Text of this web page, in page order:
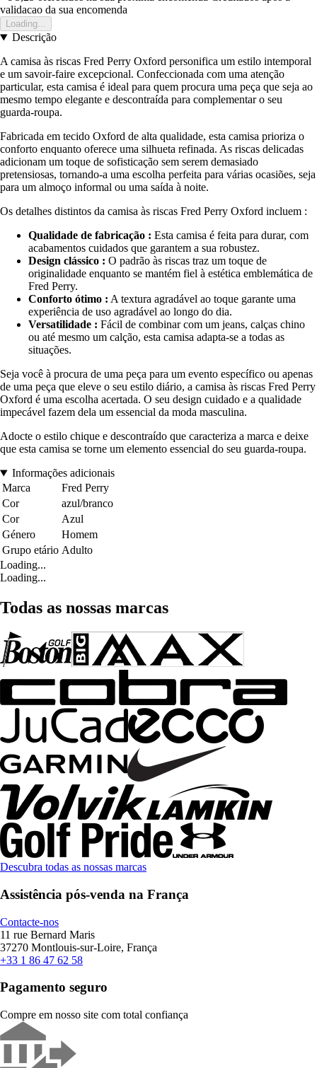
validacao da sua encomenda
Loading...
Descrição
A camisa às riscas Fred Perry Oxford personifica um estilo intemporal
e um savoir-faire excepcional. Confeccionada com uma atenção
particular, esta camisa é ideal para quem procura uma peça que seja ao
mesmo tempo elegante e descontraída para complementar o seu
guarda-roupa.
Fabricada em tecido Oxford de alta qualidade, esta camisa prioriza o
conforto enquanto oferece uma silhueta refinada. As riscas delicadas
adicionam um toque de sofisticação sem serem demasiado
pretensiosas, tornando-a uma escolha perfeita para várias ocasiões, seja
para um almoço informal ou uma saída à noite.
Os detalhes distintos da camisa às riscas Fred Perry Oxford incluem :
Qualidade de fabricação : Esta camisa é feita para durar, com
acabamentos cuidados que garantem a sua robustez.
Design clássico : O padrão às riscas traz um toque de
originalidade enquanto se mantém fiel à estética emblemática de
Fred Perry.
Conforto ótimo : A textura agradável ao toque garante uma
experiência de uso agradável ao longo do dia.
Versatilidade : Fácil de combinar com um jeans, calças chino
ou até mesmo um calção, esta camisa adapta-se a todas as
situações.
Seja você à procura de uma peça para um evento específico ou apenas
de uma peça que eleve o seu estilo diário, a camisa às riscas Fred Perry
Oxford é uma escolha acertada. O seu design cuidado e a qualidade
impecável fazem dela um essencial da moda masculina.
Adocte o estilo chique e descontraído que caracteriza a marca e deixe
que esta camisa se torne um elemento essencial do seu guarda-roupa.
Informações adicionais
Marca
Fred Perry
Cor
azul/branco
Cor
Azul
Género
Homem
Grupo etário Adulto
Loading...
Loading...
Todas as nossas marcas
Descubra todas as nossas marcas
Assistência pós-venda na França
Contacte-nos
11 rue Bernard Maris
37270 Montlouis-sur-Loire, França
+33 1 86 47 62 58
Pagamento seguro
Compre em nosso site com total confiança